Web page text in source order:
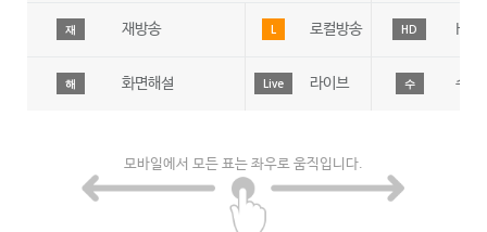
재 재방송 L 로컬방송 HD HD
해 화면해설 Live 라이브 수 수어
모바일에서 모든 표는 좌우로 움직입니다.